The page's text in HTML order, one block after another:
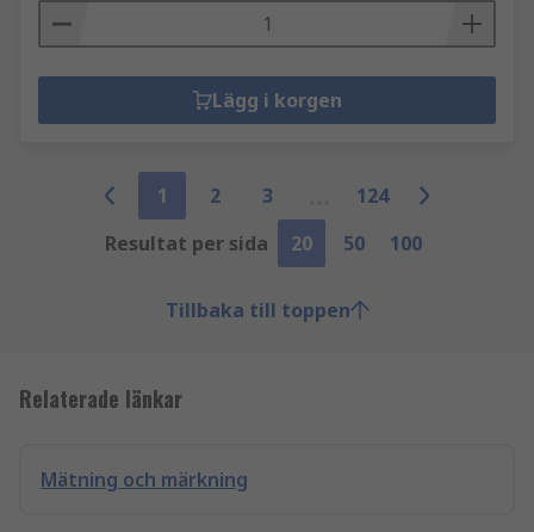
Lägg i korgen
1 2 3
124
Resultat per sida
20 50 100
Tillbaka till toppen
Relaterade länkar
Mätning och märkning